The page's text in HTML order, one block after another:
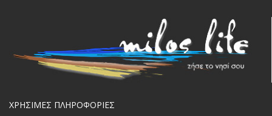
ΧΡΗΣΙΜΕΣ ΠΛΗΡΟΦΟΡΙΕΣ